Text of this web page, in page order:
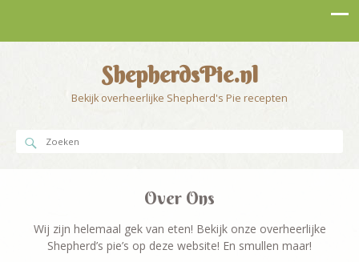
ShepherdsPie.nl
Bekijk overheerlijke Shepherd's Pie recepten
Over Ons
Wij zijn helemaal gek van eten! Bekijk onze overheerlijke
Shepherd’s pie’s op deze website! En smullen maar!